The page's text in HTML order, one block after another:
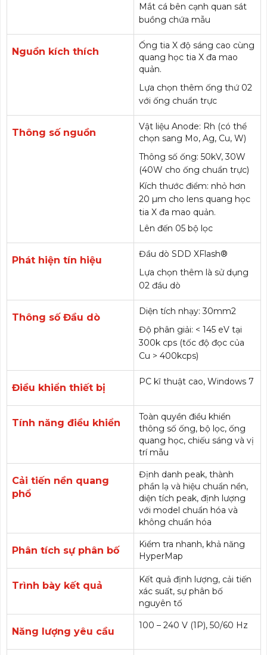
Mắt cá bên cạnh quan sát
buồng chứa mẫu
Nguồn kích thích
Ống tia X độ sáng cao cùng
quang học tia X đa mao
quản.
Lựa chọn thêm ống thứ 02
với ống chuẩn trực
Thông số nguồn
Vật liệu Anode: Rh (có thể
chọn sang Mo, Ag, Cu, W)
Thông số ống: 50kV, 30W
(40W cho ống chuẩn trực)
Kích thước điểm: nhỏ hơn
20 µm cho lens quang học
tia X đa mao quản.
Lên đến 05 bộ lọc
Phát hiện tín hiệu
Đầu dò SDD XFlash®
Lựa chọn thêm là sử dụng
02 đầu dò
Thông số Đầu dò
Diện tích nhạy: 30mm2
Độ phân giải: < 145 eV tại
300k cps (tốc độ đọc của
Cu > 400kcps)
Điều khiển thiết bị
PC kĩ thuật cao, Windows 7
Tính năng điều khiển
Toàn quyền điều khiển
thông số ống, bộ lọc, ống
quang học, chiếu sáng và vị
trí mẫu
Cải tiến nền quang
phổ
Định danh peak, thành
phần lạ và hiệu chuẩn nền,
diện tích peak, định lượng
với model chuẩn hóa và
không chuẩn hóa
Phân tích sự phân bố
Kiểm tra nhanh, khả năng
HyperMap
Trình bày kết quả
Kết quả định lượng, cải tiến
xác suất, sự phân bố
nguyên tố
Năng lượng yêu cầu
100 – 240 V (1P), 50/60 Hz